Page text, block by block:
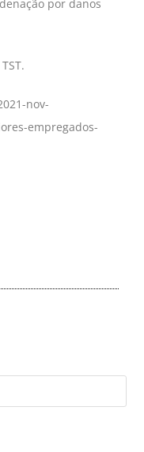
por danos
nov-
empregados-